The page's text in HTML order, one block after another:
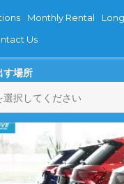
Monthly Rental
Us
す場所